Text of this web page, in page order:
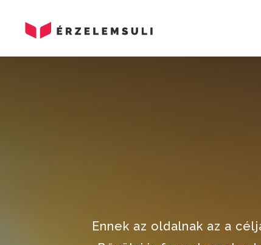
Ennek az oldalnak az a